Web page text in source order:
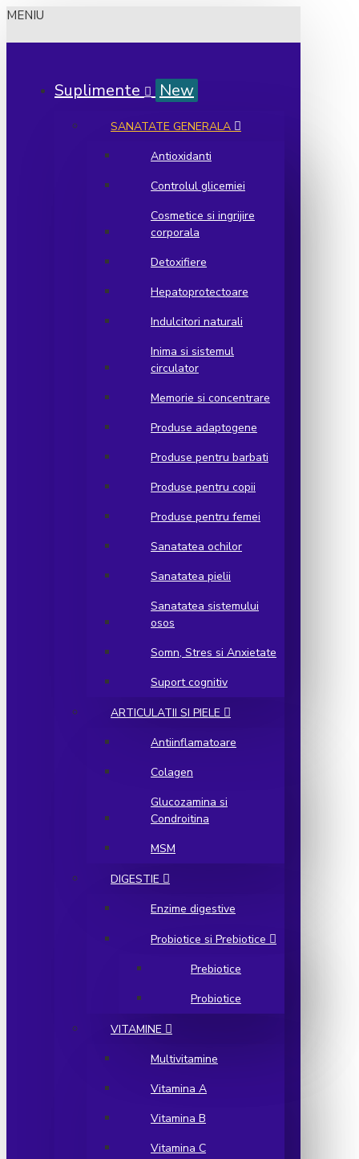
MENIU
Suplimente New
SANATATE GENERALA
Antioxidanti
Controlul glicemiei
Cosmetice si ingrijire
corporala
Detoxifiere
Hepatoprotectoare
Indulcitori naturali
Inima si sistemul
circulator
Memorie si concentrare
Produse adaptogene
Produse pentru barbati
Produse pentru copii
Produse pentru femei
Sanatatea ochilor
Sanatatea pielii
Sanatatea sistemului
osos
Somn, Stres si Anxietate
Suport cognitiv
ARTICULATII SI PIELE
Antiinflamatoare
Colagen
Glucozamina si
Condroitina
MSM
DIGESTIE
Enzime digestive
Probiotice si Prebiotice
Prebiotice
Probiotice
VITAMINE
Multivitamine
Vitamina A
Vitamina B
Vitamina C